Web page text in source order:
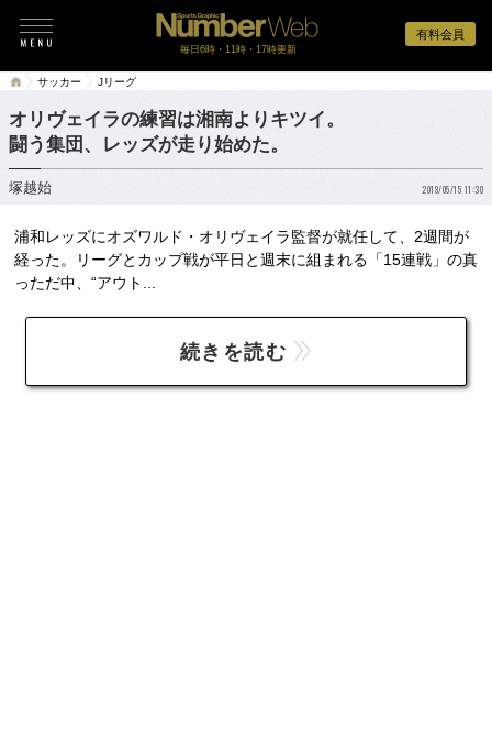
有料会員
毎日6時・11時・17時更新
サッカー Jリーグ
オリヴェイラの練習は湘南よりキツイ。
闘う集団、レッズが走り始めた。
塚越始 2018/05/15 11:30
浦和レッズにオズワルド・オリヴェイラ監督が就任して、2週間が
経った。リーグとカップ戦が平日と週末に組まれる「15連戦」の真
っただ中、“アウト...
続きを読む